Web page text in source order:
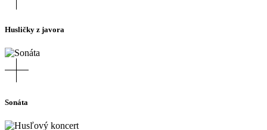
Husličky z javora
Sonáta